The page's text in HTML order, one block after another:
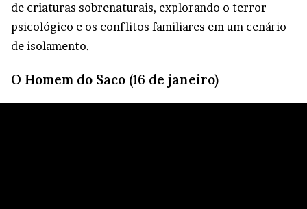
de criaturas sobrenaturais, explorando o terror
psicológico e os conflitos familiares em um cenário
de isolamento.
O Homem do Saco (16 de janeiro)